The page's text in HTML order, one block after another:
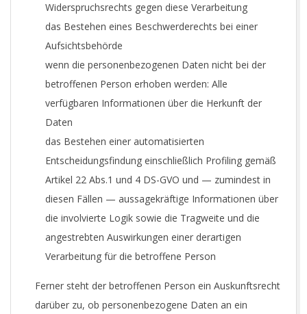
Widerspruchsrechts gegen diese Verarbeitung
das Bestehen eines Beschwerderechts bei einer
Aufsichtsbehörde
wenn die personenbezogenen Daten nicht bei der
betroffenen Person erhoben werden: Alle
verfügbaren Informationen über die Herkunft der
Daten
das Bestehen einer automatisierten
Entscheidungsfindung einschließlich Profiling gemäß
Artikel 22 Abs.1 und 4 DS-GVO und — zumindest in
diesen Fällen — aussagekräftige Informationen über
die involvierte Logik sowie die Tragweite und die
angestrebten Auswirkungen einer derartigen
Verarbeitung für die betroffene Person
Ferner steht der betroffenen Person ein Auskunftsrecht
darüber zu, ob personenbezogene Daten an ein